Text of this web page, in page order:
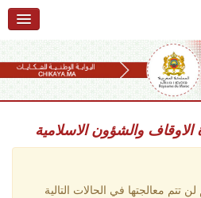
الاوقاف والشؤون الاسلامية
تتم معالجتها في الحالات التالية